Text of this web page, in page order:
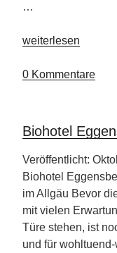
…
„Wellness-
Wolke
weiterlesen
0 Kommentare
Biohotel
Veröffentlicht:
Biohotel
im Allgäu Bevor
mit vielen
Türe stehen, ist
und für